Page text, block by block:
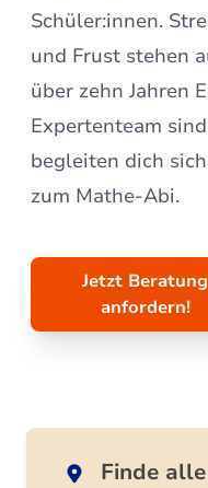
Schüler:innen.
und Frust stehen
über zehn Jahren
Expertenteam
begleiten dich
zum Mathe-Abi.
Jetzt Beratung
anfordern!
Finde